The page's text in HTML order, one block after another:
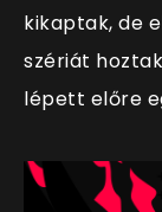
kikaptak, de
szériát
lépett előre